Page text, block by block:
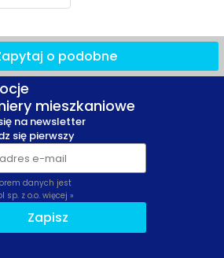
o podobne
mieszkaniowe
na newsletter
się pierwszy
e-mail
danych jest
sp. z o.o. więcej »
Zapisz